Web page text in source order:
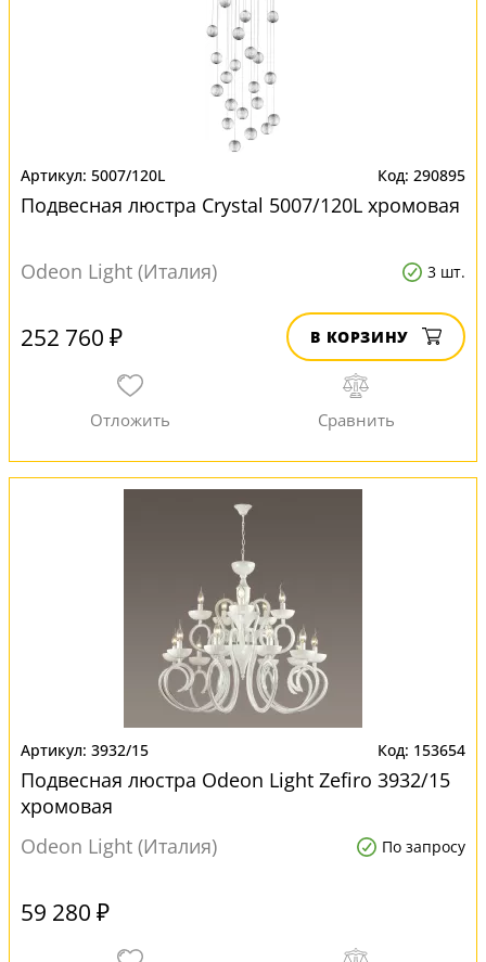
5007/120L 290895
Подвесная люстра Crystal 5007/120L хромовая
Odeon Light (Италия) 3 шт.
252 760 ₽ В КОРЗИНУ
3932/15 153654
Подвесная люстра Odeon Light Zefiro 3932/15
хромовая
Odeon Light (Италия)
По запросу
59 280 ₽